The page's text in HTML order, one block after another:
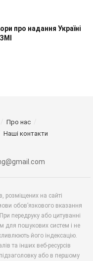
про надання Україні
Про нас
Наші контакти
розміщених на сайті
обов’язкового вказання
передруку або цитуванні
для пошукових систем і не
його індексацію.
та інших веб-ресурсів
або в першому